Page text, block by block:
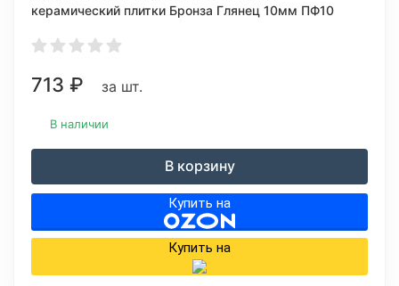
керамический плитки Бронза Глянец 10мм ПФ10
713 ₽ за шт.
В наличии
В корзину
Купить на
Купить на